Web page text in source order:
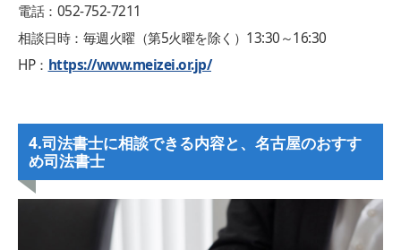
電話：052-752-7211
相談日時：毎週火曜（第5火曜を除く）13:30～16:30
HP： https://www.meizei.or.jp/
4.司法書士に相談できる内容と、名古屋のおすす
め司法書士